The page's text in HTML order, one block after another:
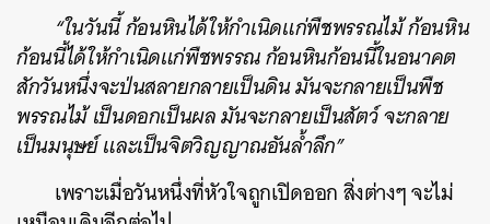
“ในวันนี้ ก้อนหินได้ให้กำเนิดแก่พืชพรรณไม้ ก้อนหิน
ก้อนนี้ได้ให้กำเนิดแก่พืชพรรณ ก้อนหินก้อนนี้ในอนาคต
สักวันหนึ่งจะป่นสลายกลายเป็นดิน มันจะกลายเป็นพืช
พรรณไม้ เป็นดอกเป็นผล มันจะกลายเป็นสัตว์ จะกลาย
เป็นมนุษย์ และเป็นจิตวิญญาณอันล้ำลึก”
เพราะเมื่อวันหนึ่งที่หัวใจถูกเปิดออก สิ่งต่างๆ จะไม่